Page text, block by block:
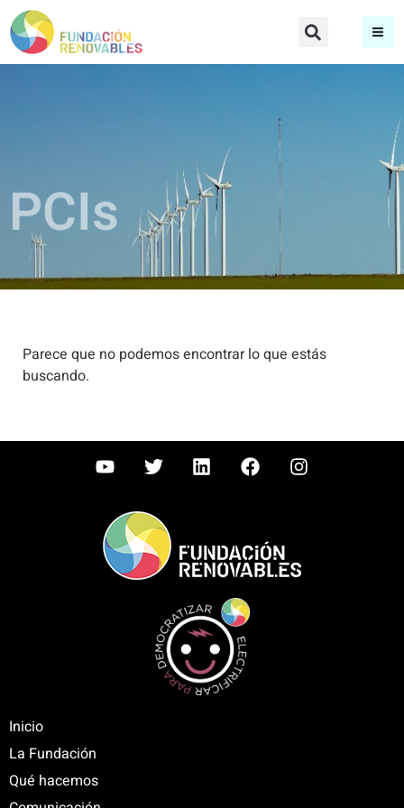
PCIs
Parece que no podemos encontrar lo que estás
buscando.
Inicio
La Fundación
Qué hacemos